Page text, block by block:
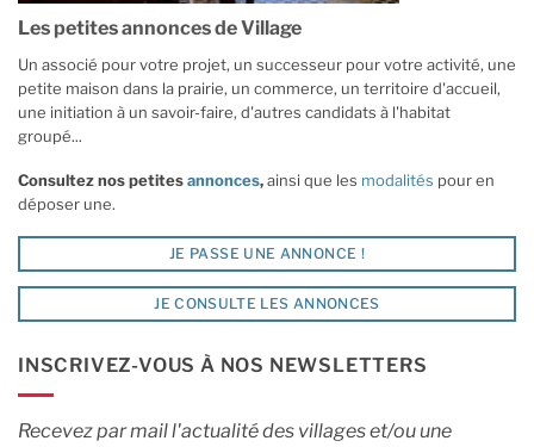
Les petites annonces de Village
Un associé pour votre projet, un successeur pour votre activité, une
petite maison dans la prairie, un commerce, un territoire d'accueil,
une initiation à un savoir-faire, d'autres candidats à l'habitat
groupé...
Consultez nos petitesannonces,ainsi que les modalités pour en
déposer une.
JE PASSE UNE ANNONCE !
JE CONSULTE LES ANNONCES
INSCRIVEZ-VOUS À NOS NEWSLETTERS
Recevez par mail l'actualité des villages et/ou une